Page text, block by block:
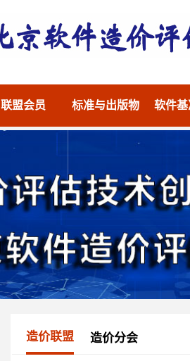
联盟会员 标准与出版物 软件
造价联盟 造价分会